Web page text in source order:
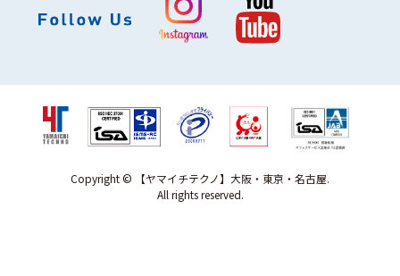
Copyright © 【ヤマイチテクノ】大阪・東京・名古屋.
All rights reserved.